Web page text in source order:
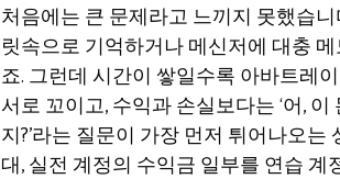
처음에는 큰 문제라고 느끼지 못했습
릿속으로 기억하거나 메신저에 대충
죠. 그런데 시간이 쌓일수록 아바트레
서로 꼬이고, 수익과 손실보다는 ‘어,
지?’라는 질문이 가장 먼저 튀어나오
대, 실전 계정의 수익금 일부를 연습